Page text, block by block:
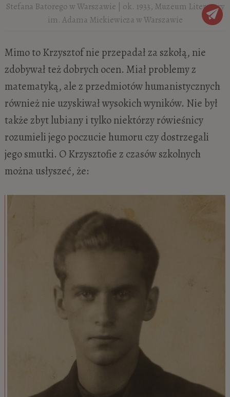
Stefana Batorego w Warszawie | ok. 1933, Muzeum Literatury
im. Adama Mickiewicza w Warszawie
Mimo to Krzysztof nie przepadał za szkołą, nie
zdobywał też dobrych ocen. Miał problemy z
matematyką, ale z przedmiotów humanistycznych
również nie uzyskiwał wysokich wyników. Nie był
także zbyt lubiany i tylko niektórzy rówieśnicy
rozumieli jego poczucie humoru czy dostrzegali
jego smutki. O Krzysztofie z czasów szkolnych
można usłyszeć, że: